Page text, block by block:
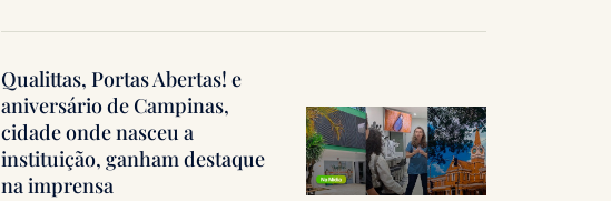
Qualittas, Portas Abertas! e
aniversário de Campinas,
cidade onde nasceu a
instituição, ganham destaque
na imprensa